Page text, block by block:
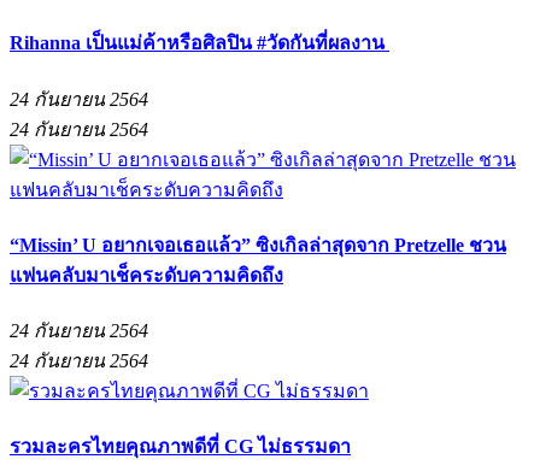
Rihanna เป็นแม่ค้าหรือศิลปิน #วัดกันที่ผลงาน
24 กันยายน 2564
24 กันยายน 2564
“Missin’ U อยากเจอเธอแล้ว” ซิงเกิลล่าสุดจาก Pretzelle ชวน
แฟนคลับมาเช็คระดับความคิดถึง
24 กันยายน 2564
24 กันยายน 2564
รวมละครไทยคุณภาพดีที่ CG ไม่ธรรมดา